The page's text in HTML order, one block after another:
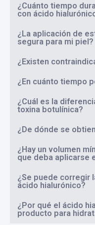
¿Cuánto tiempo
con ácido
¿La aplicación de
segura para mi piel?
¿Existen
¿En cuánto tiempo
¿Cuál es la
toxina botulínica?
¿De dónde se
¿Hay un volumen
que deba aplicarse
¿Se puede corregir
ácido hialurónico?
¿Por qué el ácido
producto para